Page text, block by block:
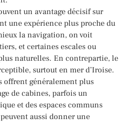
un avantage décisif sur
une expérience plus proche du
la navigation, on voit
et certaines escales ou
naturelles. En contrepartie, le
surtout en mer d’Iroise.
offrent généralement plus
de cabines, parfois un
et des espaces communs
aussi donner une